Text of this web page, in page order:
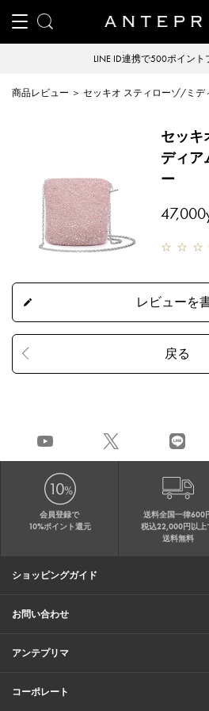
LINE ID連携で500ポイント
商品レビュー ＞ セッキオ スティローゾ/ミ
セッキ
ディ
ー
☆ ☆ ☆
会員登録で
10%ポイント還元
送料全国一律600
税込22,000円以上
送料無料
ショッピングガイド
会員特典
ご購入・配送について
返品について
ギフト包装
FAQ
サイトマップ
お問い合わせ
メールでのお問い合わせ
お修理についてのお問い合わせ
アンテプリマ
ブランドサイト
ショップリスト
ワイヤーバッグについて
特集
オンラインストアニュース
コーポレート